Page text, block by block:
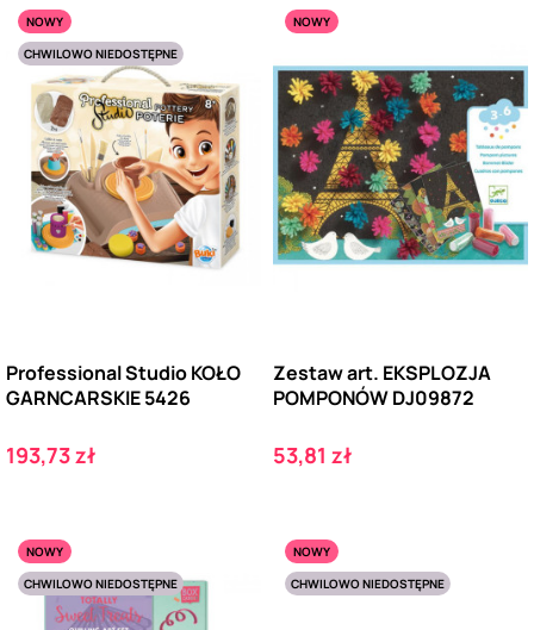
NOWY
CHWILOWO NIEDOSTĘPNE
Professional Studio KOŁO
GARNCARSKIE 5426
Cena
193,73 zł
NOWY
Zestaw art. EKSPLOZJA
POMPONÓW DJ09872
Cena
53,81 zł
NOWY
CHWILOWO NIEDOSTĘPNE
NOWY
CHWILOWO NIEDOSTĘPNE